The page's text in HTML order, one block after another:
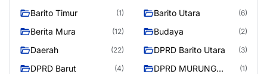
Barito Timur (1) Barito Utara (6)
Berita Mura (12) Budaya (2)
Daerah (22) DPRD Barito Utara (3)
DPRD Barut (4)
DPRD MURUNG
(1)